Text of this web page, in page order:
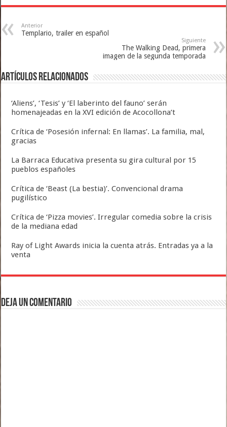
Anterior
Templario, trailer en español
Siguiente
The Walking Dead, primera
imagen de la segunda temporada
Artículos relacionados
‘Aliens’, ‘Tesis’ y ‘El laberinto del fauno’ serán
homenajeadas en la XVI edición de Acocollona’t
Crítica de ‘Posesión infernal: En llamas’. La familia, mal,
gracias
La Barraca Educativa presenta su gira cultural por 15
pueblos españoles
Crítica de ‘Beast (La bestia)’. Convencional drama
pugilístico
Crítica de ‘Pizza movies’. Irregular comedia sobre la crisis
de la mediana edad
Ray of Light Awards inicia la cuenta atrás. Entradas ya a la
venta
Deja un comentario